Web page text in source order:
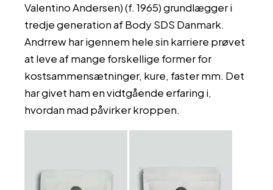
Valentino Andersen) (f. 1965) grundlægger i
tredje generation af Body SDS Danmark.
Andrrew har igennem hele sin karriere prøvet
at leve af mange forskellige former for
kostsammensætninger, kure, faster mm. Det
har givet ham en vidtgående erfaring i,
hvordan mad påvirker kroppen.